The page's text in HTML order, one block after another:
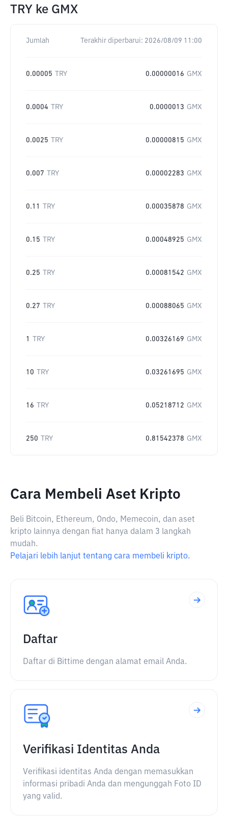
TRY ke GMX
Jumlah Terakhir diperbarui: 2026/08/09 11:00
0.00005 TRY 0.00000016 GMX
0.0004 TRY 0.0000013 GMX
0.0025 TRY 0.00000815 GMX
0.007 TRY 0.00002283 GMX
0.11 TRY 0.00035878 GMX
0.15 TRY 0.00048925 GMX
0.25 TRY 0.00081542 GMX
0.27 TRY 0.00088065 GMX
1 TRY 0.00326169 GMX
10 TRY 0.03261695 GMX
16 TRY 0.05218712 GMX
250 TRY 0.81542378 GMX
Cara Membeli Aset Kripto
Beli Bitcoin, Ethereum, Ondo, Memecoin, dan aset
kripto lainnya dengan fiat hanya dalam 3 langkah
mudah.
Pelajari lebih lanjut tentang cara membeli kripto.
Daftar
Daftar di Bittime dengan alamat email Anda.
Verifikasi Identitas Anda
Verifikasi identitas Anda dengan memasukkan
informasi pribadi Anda dan mengunggah Foto ID
yang valid.